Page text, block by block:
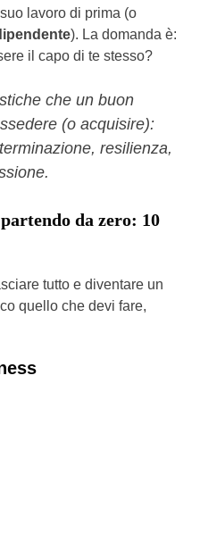
lavoro di prima (o
). La domanda è:
il capo di te stesso?
che un buon
(o acquisire):
resilienza,
da zero: 10
tutto e diventare un
quello che devi fare,